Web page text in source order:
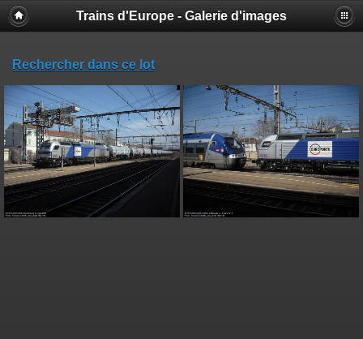
Trains d'Europe - Galerie d'images
Rechercher dans ce lot